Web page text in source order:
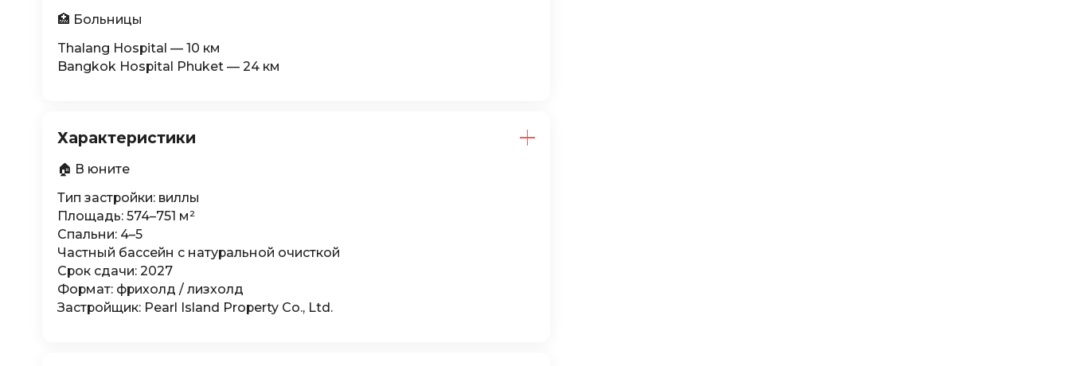
🏥 Больницы
Thalang Hospital — 10 км
Bangkok Hospital Phuket — 24 км
Характеристики
🏠 В юните
Тип застройки: виллы
Площадь: 574–751 м²
Спальни: 4–5
Частный бассейн с натуральной очисткой
Срок сдачи: 2027
Формат: фрихолд / лизхолд
Застройщик: Pearl Island Property Co., Ltd.